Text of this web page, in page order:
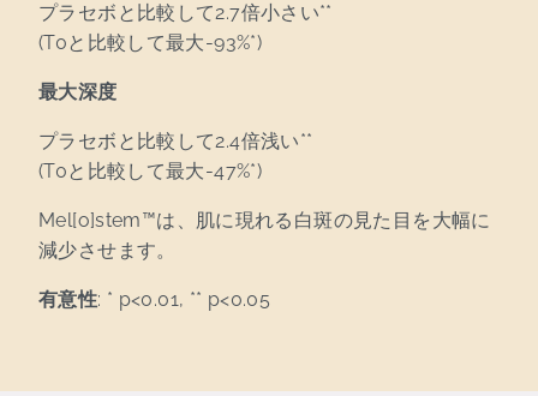
プラセボと比較して2.7倍小さい**
(T0と比較して最大-93%*)
最大深度
プラセボと比較して2.4倍浅い**
(T0と比較して最大-47%*)
Mel[o]stem™は、肌に現れる白斑の見た目を大幅に
減少させます。
有意性: * p<0.01, ** p<0.05